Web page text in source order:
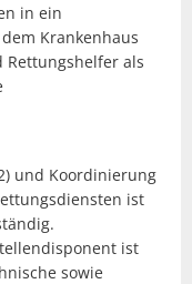
in ein
Krankenhaus
als
und Koordinierung
ist
ist
sowie